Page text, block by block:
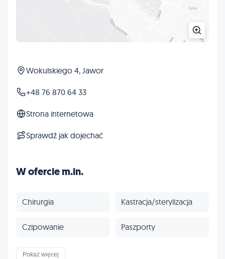
Wokulskiego 4, Jawor
+48 76 870 64 33
Strona internetowa
Sprawdź jak dojechać
W ofercie m.in.
Chirurgia Kastracja/sterylizacja
Czipowanie Paszporty
Szczepienia
Pokaż więcej